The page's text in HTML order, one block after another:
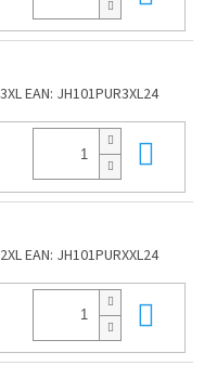
EAN: JH101PUR3XL24
EAN: JH101PURXXL24